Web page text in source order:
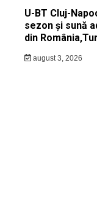
U-BT Cluj-
sezon și sună
din
august 3, 2026